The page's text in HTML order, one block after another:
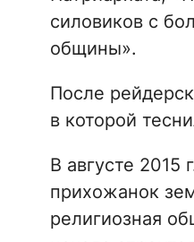
силовиков с
общины».
После
в которой
В августе
прихожанок
религиозная